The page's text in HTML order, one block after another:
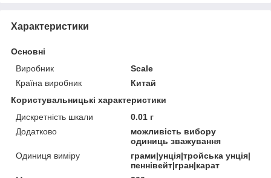
Характеристики
Основні
Виробник
Scale
Країна виробник
Китай
Користувальницькі характеристики
Дискретність шкали
0.01 г
Додатково
можливість вибору
одиниць зважування
Одиниця виміру
грами|унція|тройська унція|
пеннівейт|гран|карат